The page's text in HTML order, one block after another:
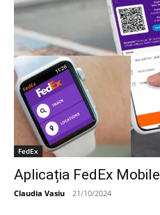
FedEx
Aplicația FedEx Mobile
Claudia Vasiu - 21/10/2024